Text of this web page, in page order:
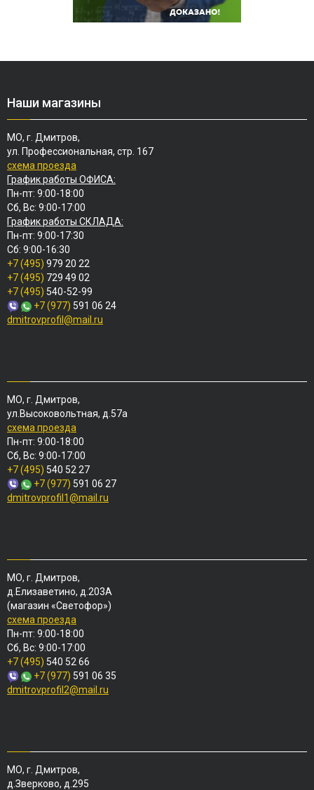
Наши магазины
МО, г. Дмитров,
ул. Профессиональная, стр. 167
схема проезда
График работы ОФИСА:
Пн-пт: 9:00-18:00
Сб, Вс: 9:00-17:00
График работы СКЛАДА:
Пн-пт: 9:00-17:30
Сб: 9:00-16:30
+7 (495) 979 20 22
+7 (495) 729 49 02
+7 (495) 540-52-99
+7 (977) 591 06 24
dmitrovprofil@mail.ru
МО, г. Дмитров,
ул.Высоковольтная, д.57а
схема проезда
Пн-пт: 9:00-18:00
Сб, Вс: 9:00-17:00
+7 (495) 540 52 27
+7 (977) 591 06 27
dmitrovprofil1@mail.ru
МО, г. Дмитров,
д.Елизаветино, д.203А
(магазин «Светофор»)
схема проезда
Пн-пт: 9:00-18:00
Сб, Вс: 9:00-17:00
+7 (495) 540 52 66
+7 (977) 591 06 35
dmitrovprofil2@mail.ru
МО, г. Дмитров,
д.Зверково, д.295